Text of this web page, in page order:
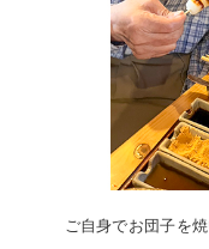
ご自身でお団子を